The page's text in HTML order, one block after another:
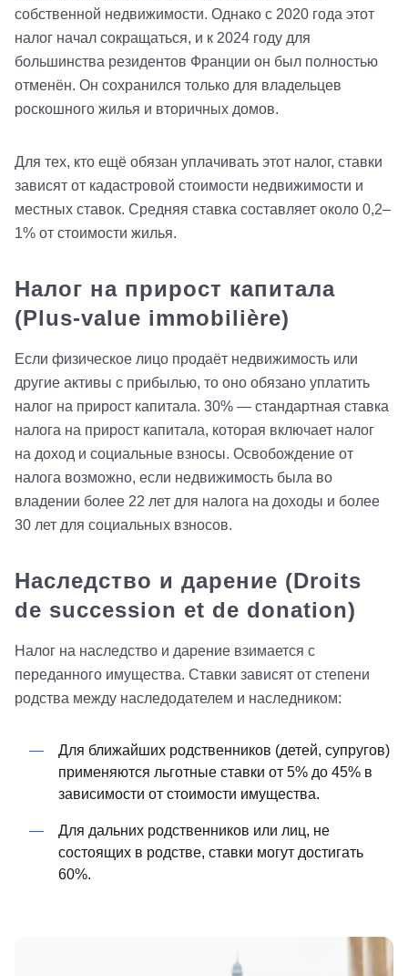
собственной недвижимости. Однако с 2020 года этот
налог начал сокращаться, и к 2024 году для
большинства резидентов Франции он был полностью
отменён. Он сохранился только для владельцев
роскошного жилья и вторичных домов.
Для тех, кто ещё обязан уплачивать этот налог, ставки
зависят от кадастровой стоимости недвижимости и
местных ставок. Средняя ставка составляет около 0,2–
1% от стоимости жилья.
Налог на прирост капитала
(Plus-value immobilière)
Если физическое лицо продаёт недвижимость или
другие активы с прибылью, то оно обязано уплатить
налог на прирост капитала. 30% — стандартная ставка
налога на прирост капитала, которая включает налог
на доход и социальные взносы. Освобождение от
налога возможно, если недвижимость была во
владении более 22 лет для налога на доходы и более
30 лет для социальных взносов.
Наследство и дарение (Droits
de succession et de donation)
Налог на наследство и дарение взимается с
переданного имущества. Ставки зависят от степени
родства между наследодателем и наследником:
Для ближайших родственников (детей, супругов)
применяются льготные ставки от 5% до 45% в
зависимости от стоимости имущества.
Для дальних родственников или лиц, не
состоящих в родстве, ставки могут достигать
60%.